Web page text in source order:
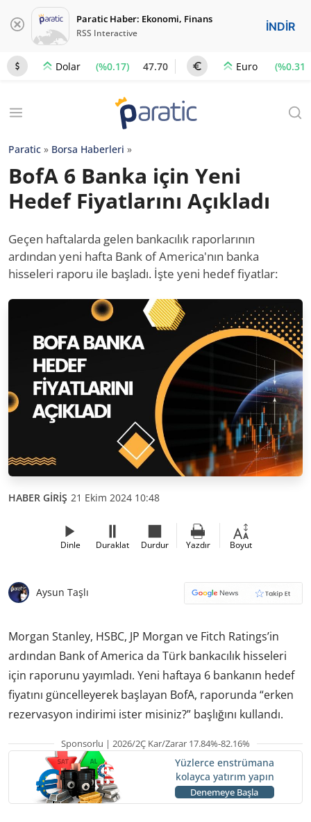
Paratic Haber: Ekonomi, Finans
RSS Interactive İNDİR
Dolar (%0.17) 47.70 Euro (%0.31)
Paratic » Borsa Haberleri »
BofA 6 Banka için Yeni
Hedef Fiyatlarını Açıkladı
Geçen haftalarda gelen bankacılık raporlarının
ardından yeni hafta Bank of America'nın banka
hisseleri raporu ile başladı. İşte yeni hedef fiyatlar:
HABER GİRİŞ 21 Ekim 2024 10:48
Dinle Duraklat Durdur Yazdır Boyut
Aysun Taşlı
Morgan Stanley, HSBC, JP Morgan ve Fitch Ratings’in
ardından Bank of America da Türk bankacılık hisseleri
için raporunu yayımladı. Yeni haftaya 6 bankanın hedef
fiyatını güncelleyerek başlayan BofA, raporunda “erken
rezervasyon indirimi ister misiniz?” başlığını kullandı.
Sponsorlu | 2026/2Ç Kar/Zarar 17.84%-82.16%
Yüzlerce enstrümana
kolayca yatırım yapın
Denemeye Başla